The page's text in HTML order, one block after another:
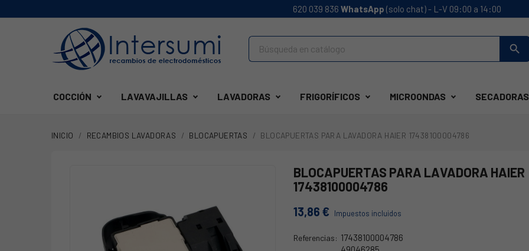
620 039 836 WhatsApp (solo chat) - L-V 09:00 a 14:00
search
COCCIÓN LAVAVAJILLAS LAVADORAS FRIGORÍFICOS MICROONDAS SECADORAS
INICIO RECAMBIOS LAVADORAS BLOCAPUERTAS BLOCAPUERTAS PARA LAVADORA HAIER 17438100004786
BLOCAPUERTAS PARA LAVADORA HAIER
17438100004786
13,86 € Impuestos incluidos
Referencias: 17438100004786